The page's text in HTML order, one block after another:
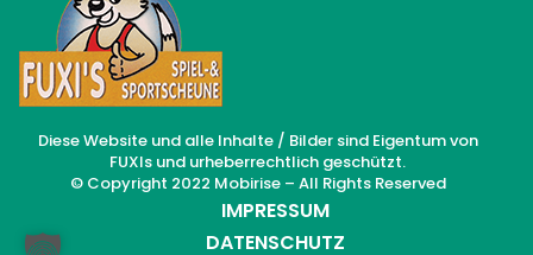
Diese Website und alle Inhalte / Bilder sind Eigentum von
FUXIs und urheberrechtlich geschützt.
© Copyright 2022 Mobirise – All Rights Reserved
IMPRESSUM
DATENSCHUTZ